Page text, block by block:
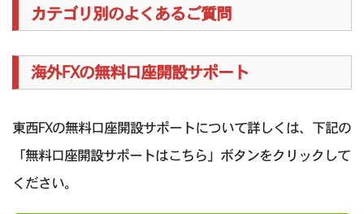
カテゴリ別のよくあるご質問
海外FXの無料口座開設サポート
東西FXの無料口座開設サポートについて詳しくは、下記の
「無料口座開設サポートはこちら」ボタンをクリックして
ください。